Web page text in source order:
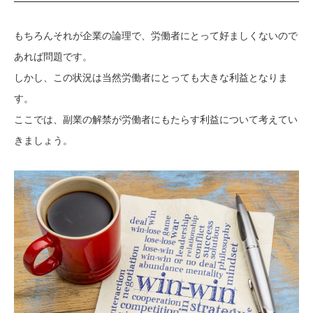
もちろんそれが企業の論理で、労働者にとって好ましくないので
あれば問題です。
しかし、この状況は当然労働者にとっても大きな利益となりま
す。
ここでは、副業の解禁が労働者にもたらす利益について考えてい
きましょう。